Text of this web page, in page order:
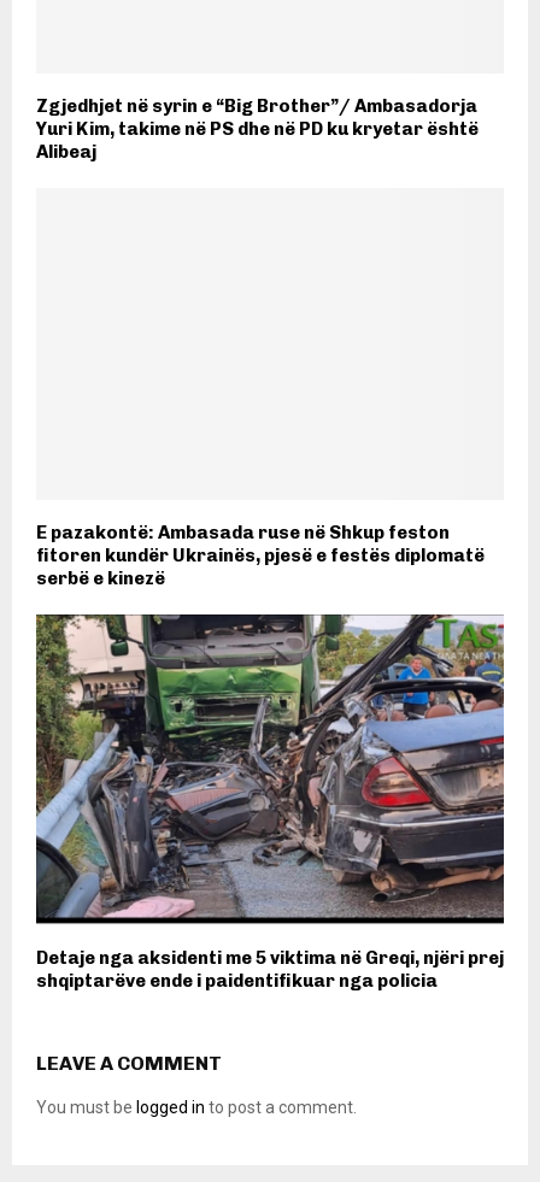
Zgjedhjet në syrin e “Big Brother”/ Ambasadorja
Yuri Kim, takime në PS dhe në PD ku kryetar është
Alibeaj
E pazakontë: Ambasada ruse në Shkup feston
fitoren kundër Ukrainës, pjesë e festës diplomatë
serbë e kinezë
Detaje nga aksidenti me 5 viktima në Greqi, njëri prej
shqiptarëve ende i paidentifikuar nga policia
LEAVE A COMMENT
You must be logged in to post a comment.